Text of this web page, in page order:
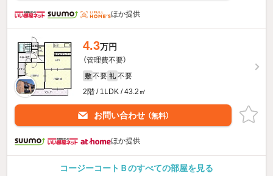
ほか提供
4.3万円
（管理費不要）
敷 不要 礼 不要
2階 / 1LDK / 43.2㎡
お問い合わせ （無料）
ほか提供
コージーコートＢのすべての部屋を見る